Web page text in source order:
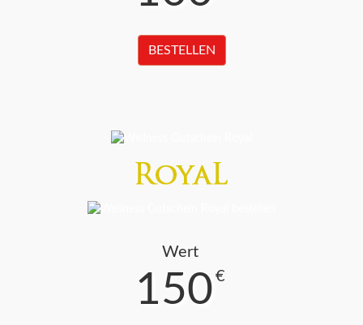
BESTELLEN
Wert
150 €